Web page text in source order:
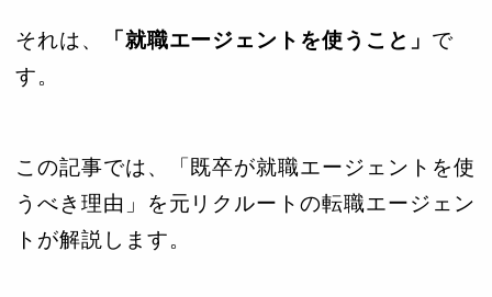
それは、 「就職エージェントを使うこと」 で
す。
この記事では、「既卒が就職エージェントを使
うべき理由」を元リクルートの転職エージェン
トが解説します。